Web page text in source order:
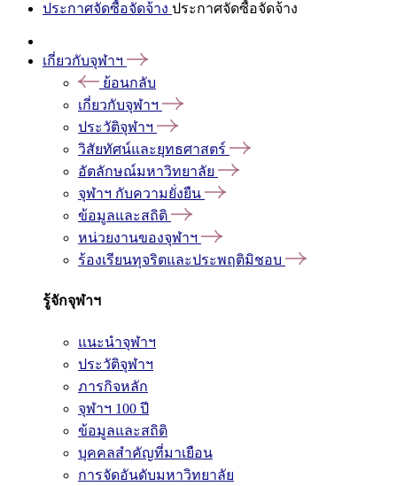
ประกาศจัดซื้อจัดจ้าง ประกาศจัดซื้อจัดจ้าง
เกี่ยวกับจุฬาฯ
ย้อนกลับ
เกี่ยวกับจุฬาฯ
ประวัติจุฬาฯ
วิสัยทัศน์และยุทธศาสตร์
อัตลักษณ์มหาวิทยาลัย
จุฬาฯ กับความยั่งยืน
ข้อมูลและสถิติ
หน่วยงานของจุฬาฯ
ร้องเรียนทุจริตและประพฤติมิชอบ
รู้จักจุฬาฯ
แนะนำจุฬาฯ
ประวัติจุฬาฯ
ภารกิจหลัก
จุฬาฯ 100 ปี
ข้อมูลและสถิติ
บุคคลสำคัญที่มาเยือน
การจัดอันดับมหาวิทยาลัย